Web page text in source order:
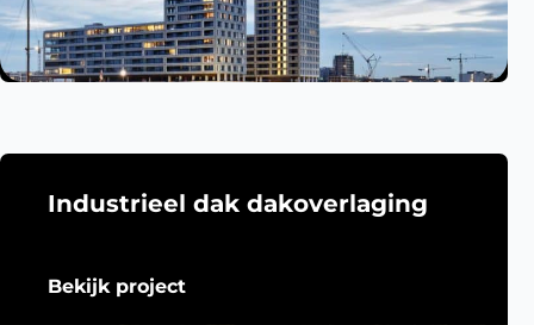
Industrieel dak dakoverlaging
Bekijk project